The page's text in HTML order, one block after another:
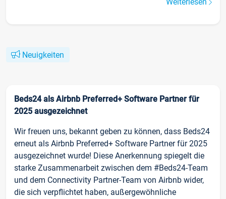
Neuigkeiten
Beds24 als Airbnb Preferred+ Software Partner für
2025 ausgezeichnet
Wir freuen uns, bekannt geben zu können, dass Beds24
erneut als Airbnb Preferred+ Software Partner für 2025
ausgezeichnet wurde! Diese Anerkennung spiegelt die
starke Zusammenarbeit zwischen dem #Beds24-Team
und dem Connectivity Partner-Team von Airbnb wider,
die sich verpflichtet haben, außergewöhnliche